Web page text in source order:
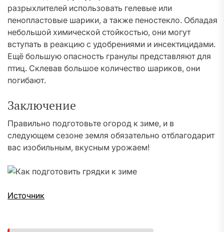
разрыхлителей использовать гелевые или
пенопластовые шарики, а также пеностекло. Обладая
небольшой химической стойкостью, они могут
вступать в реакцию с удобрениями и инсектицидами.
Ещё большую опасность гранулы представляют для
птиц. Склевав большое количество шариков, они
погибают.
Заключение
Правильно подготовьте огород к зиме, и в
следующем сезоне земля обязательно отблагодарит
вас изобильным, вкусным урожаем!
Источник